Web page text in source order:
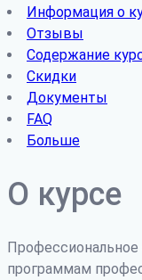
Информация о
Отзывы
Содержание
Скидки
Документы
FAQ
Больше
О курсе
Профессиональное
программам